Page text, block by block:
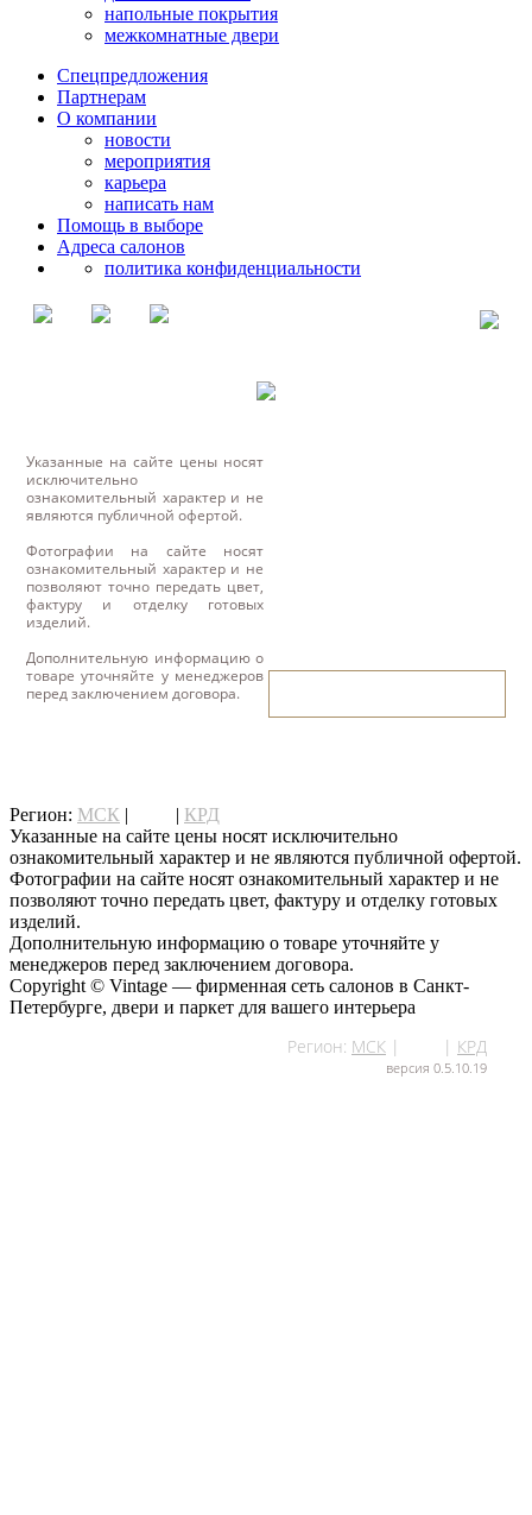
напольные покрытия
межкомнатные двери
Спецпредложения
Партнерам
О компании
новости
мероприятия
карьера
написать нам
Помощь в выборе
Адреса салонов
политика конфиденциальности
Указанные на сайте цены носят
исключительно
ознакомительный характер и не
являются публичной офертой.
Фотографии на сайте носят
ознакомительный характер и не
позволяют точно передать цвет,
фактуру и отделку готовых
изделий.
Дополнительную информацию о
товаре уточняйте у менеджеров
перед заключением договора.
Регион: МСК | | КРД
Указанные на сайте цены носят исключительно
ознакомительный характер и не являются публичной офертой.
Фотографии на сайте носят ознакомительный характер и не
позволяют точно передать цвет, фактуру и отделку готовых
изделий.
Дополнительную информацию о товаре уточняйте у
менеджеров перед заключением договора.
Copyright © Vintage — фирменная сеть салонов в Санкт-
Петербурге, двери и паркет для вашего интерьера
Регион: МСК | | КРД
версия 0.5.10.19